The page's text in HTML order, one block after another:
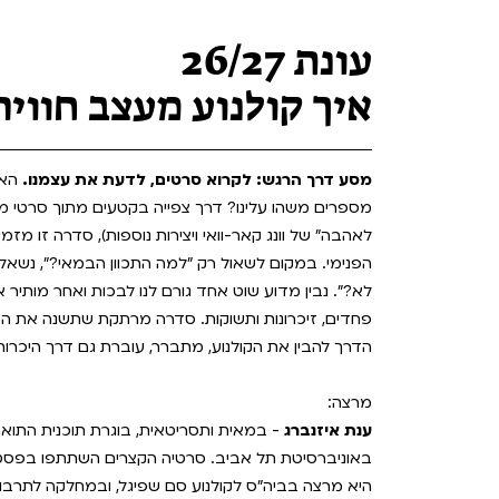
לפי ימיםעונת 26/27
איך קולנוע מעצב חוויה |
מסע דרך הרגש: לקרוא סרטים, לדעת את עצמנו.
מספרים משהו עלינו? דרך צפייה בקטעים מתוך
לאהבה״ של וונג קאר-וואי ויצירות נוספות), סדרה
הפנימי. במקום לשאול רק "למה התכוון הבמאי?",
לא?". נבין מדוע שוט אחד גורם לנו לבכות ואחר מותיר
פחדים, זיכרונות ותשוקות. סדרה מרתקת שתשנה את
הדרך להבין את הקולנוע, מתברר, עוברת גם דרך
מרצה:
ענת איזנברג
באוניברסיטת תל אביב. סרטיה הקצרים השתתפו
היא מרצה בביה״ס לקולנוע סם שפיגל, ובמחלקה